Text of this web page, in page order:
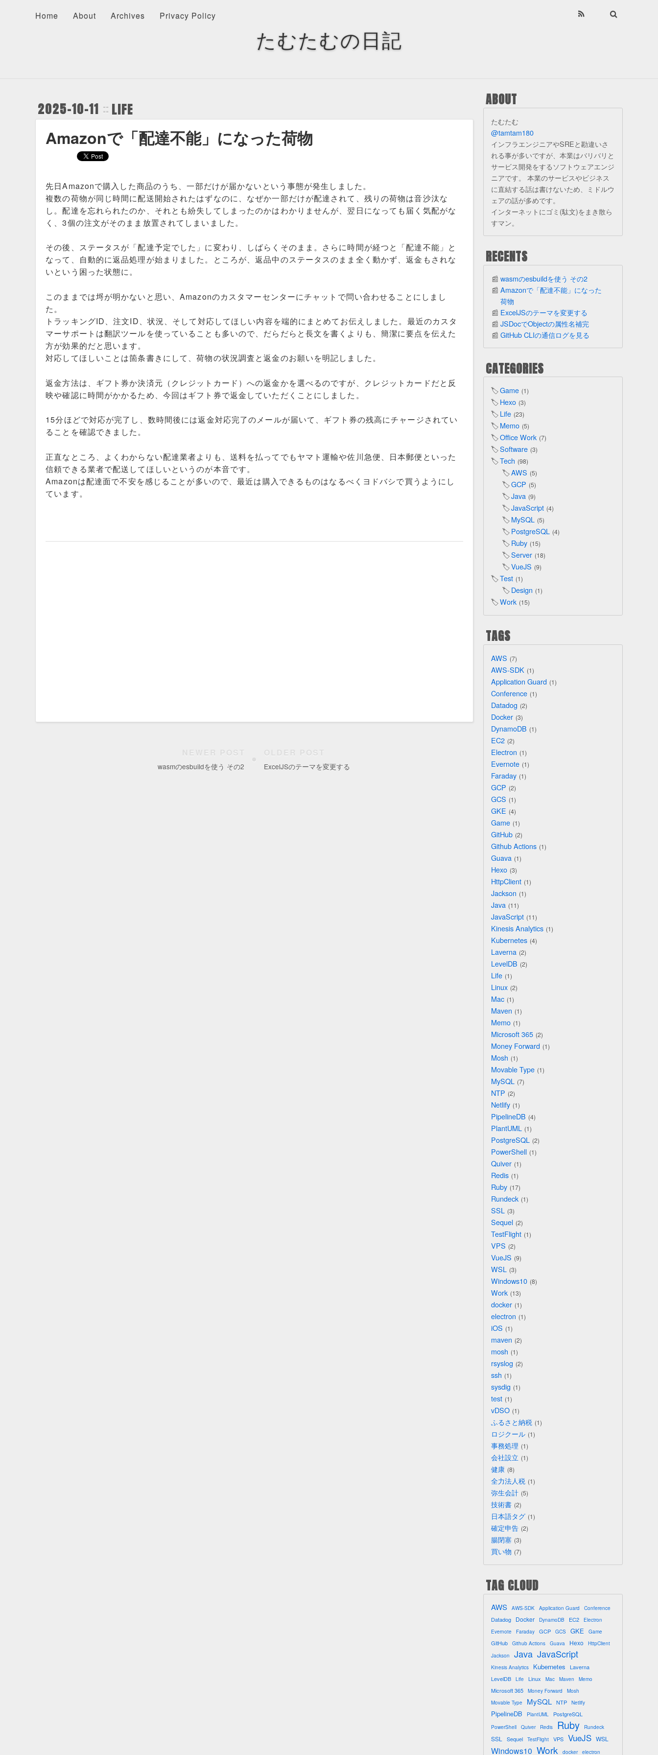
たむたむの日記
Home About Archives Privacy Policy
2025-10-11 LIFE
Amazonで「配達不能」になった荷物
先日Amazonで購入した商品のうち、一部だけが届かないという事態が発生しました。
複数の荷物が同じ時間に配送開始されたはずなのに、なぜか一部だけが配達されて、残りの荷物は音沙汰な
し。配達を忘れられたのか、それとも紛失してしまったのかはわかりませんが、翌日になっても届く気配がな
く、3個の注文がそのまま放置されてしまいました。
その後、ステータスが「配達予定でした」に変わり、しばらくそのまま。さらに時間が経つと「配達不能」と
なって、自動的に返品処理が始まりました。ところが、返品中のステータスのまま全く動かず、返金もされな
いという困った状態に。
このままでは埒が明かないと思い、Amazonのカスタマーセンターにチャットで問い合わせることにしまし
た。
トラッキングID、注文ID、状況、そして対応してほしい内容を端的にまとめてお伝えしました。最近のカスタ
マーサポートは翻訳ツールを使っていることも多いので、だらだらと長文を書くよりも、簡潔に要点を伝えた
方が効果的だと思います。
対応してほしいことは箇条書きにして、荷物の状況調査と返金のお願いを明記しました。
返金方法は、ギフト券か決済元（クレジットカード）への返金かを選べるのですが、クレジットカードだと反
映や確認に時間がかかるため、今回はギフト券で返金していただくことにしました。
15分ほどで対応が完了し、数時間後には返金対応完了のメールが届いて、ギフト券の残高にチャージされてい
ることを確認できました。
正直なところ、よくわからない配達業者よりも、送料を払ってでもヤマト運輸や佐川急便、日本郵便といった
信頼できる業者で配送してほしいというのが本音です。
Amazonは配達面で不安を感じることが多いので、最近は購入できるものはなるべくヨドバシで買うようにし
ています。
NEWER POST
wasmのesbuildを使う その2
OLDER POST
ExcelJSのテーマを変更する
ABOUT
たむたむ
@tamtam180
インフラエンジニアやSREと勘違いさ
れる事が多いですが、本業はバリバリと
サービス開発をするソフトウェアエンジ
ニアです。 本業のサービスやビジネス
に直結する話は書けないため、ミドルウ
ェアの話が多めです。
インターネットにゴミ(駄文)をまき散ら
すマン。
RECENTS
wasmのesbuildを使う その2
Amazonで「配達不能」になった
荷物
ExcelJSのテーマを変更する
JSDocでObjectの属性名補完
GitHub CLIの通信ログを見る
CATEGORIES
Game 1
Hexo 3
Life 23
Memo 5
Office Work 7
Software 3
Tech 98
AWS 5
GCP 5
Java 9
JavaScript 4
MySQL 5
PostgreSQL 4
Ruby 15
Server 18
VueJS 9
Test 1
Design 1
Work 15
TAGS
AWS 7
AWS-SDK 1
Application Guard 1
Conference 1
Datadog 2
Docker 3
DynamoDB 1
EC2 2
Electron 1
Evernote 1
Faraday 1
GCP 2
GCS 1
GKE 4
Game 1
GitHub 2
Github Actions 1
Guava 1
Hexo 3
HttpClient 1
Jackson 1
Java 11
JavaScript 11
Kinesis Analytics 1
Kubernetes 4
Laverna 2
LevelDB 2
Life 1
Linux 2
Mac 1
Maven 1
Memo 1
Microsoft 365 2
Money Forward 1
Mosh 1
Movable Type 1
MySQL 7
NTP 2
Netlify 1
PipelineDB 4
PlantUML 1
PostgreSQL 2
PowerShell 1
Quiver 1
Redis 1
Ruby 17
Rundeck 1
SSL 3
Sequel 2
TestFlight 1
VPS 2
VueJS 9
WSL 3
Windows10 8
Work 13
docker 1
electron 1
iOS 1
maven 2
mosh 1
rsyslog 2
ssh 1
sysdig 1
test 1
vDSO 1
ふるさと納税 1
ロジクール 1
事務処理 1
会社設立 1
健康 8
全力法人税 1
弥生会計 5
技術書 2
日本語タグ 1
確定申告 2
腸閉塞 3
買い物 7
TAG CLOUD
AWS AWS-SDK Application Guard Conference
Datadog Docker DynamoDB EC2
Electron
Evernote
Faraday GCP GCS GKE Game
GitHub Github Actions Guava Hexo
HttpClient
Jackson
Java JavaScript
Kinesis Analytics Kubernetes
Laverna
LevelDB
Life Linux Mac Maven Memo
Microsoft 365 Money Forward
Mosh
Movable Type
MySQL NTP Netlify
PipelineDB PlantUML PostgreSQL
PowerShell Quiver Redis Ruby Rundeck
SSL Sequel TestFlight VPS VueJS WSL
Windows10 Work docker electron